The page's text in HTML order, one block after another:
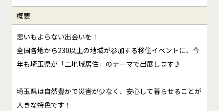
概要
思いもよらない出会いを！
全国各地から230以上の地域が参加する移住イベントに、今
年も埼玉県が「二地域居住」のテーマで出展します♪
埼玉県は自然豊かで災害が少なく、安心して暮らせることが
大きな特色です！